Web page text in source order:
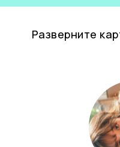
Разверните